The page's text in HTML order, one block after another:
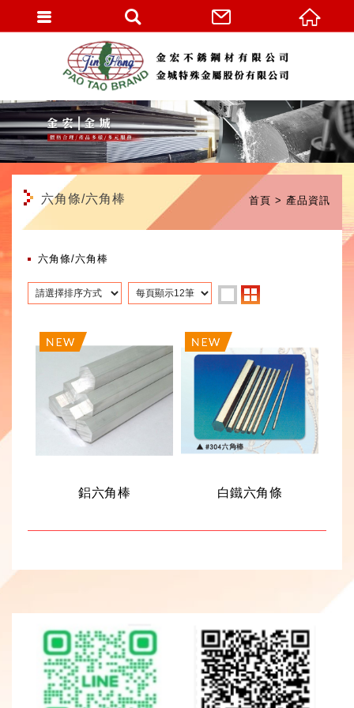
首頁 產品資訊
六角條/六角棒
六角條/六角棒
鋁六角棒 白鐵六角條